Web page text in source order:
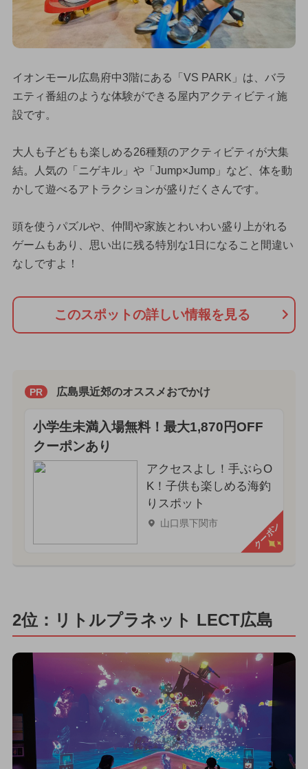
イオンモール広島府中3階にある「VS PARK」は、バラ
エティ番組のような体験ができる屋内アクティビティ施
設です。
大人も子どもも楽しめる26種類のアクティビティが大集
結。人気の「ニゲキル」や「Jump×Jump」など、体を動
かして遊べるアトラクションが盛りだくさんです。
頭を使うパズルや、仲間や家族とわいわい盛り上がれる
ゲームもあり、思い出に残る特別な1日になること間違い
なしですよ！
このスポットの詳しい情報を見る
PR 広島県近郊のオススメおでかけ
小学生未満入場無料！最大1,870円OFF
クーポンあり
アクセスよし！手ぶらO
K！子供も楽しめる海釣
りスポット
山口県下関市 クーポン
2位：リトルプラネット LECT広島